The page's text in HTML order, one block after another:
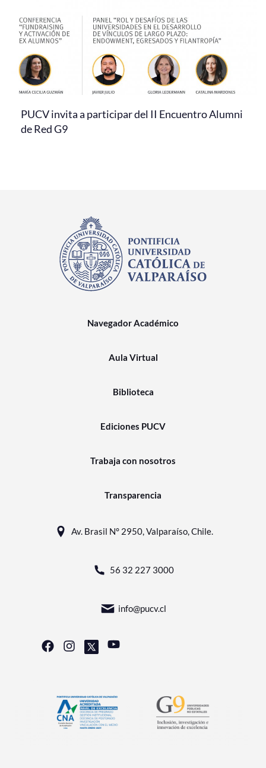
PUCV invita a participar del II Encuentro Alumni
de Red G9
Navegador Académico
Aula Virtual
Biblioteca
Ediciones PUCV
Trabaja con nosotros
Transparencia
Av. Brasil N° 2950, Valparaíso, Chile.
56 32 227 3000
info@pucv.cl